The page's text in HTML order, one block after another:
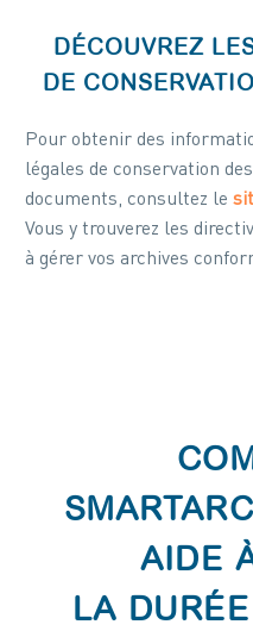
DÉCOUVREZ
DE
Pour obtenir des
légales de conservation
documents, consultez le
Vous y trouverez les
à gérer vos archives
AIDE
LA